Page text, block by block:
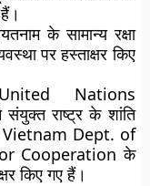
के सामान्य रक्षा
पर हस्ताक्षर किए
Nations
राष्ट्र के शांति
Vietnam Dept. of
Cooperation के
किए गए हैं।